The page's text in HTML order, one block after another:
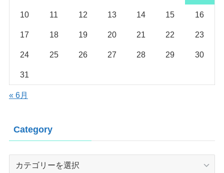
10 11 12 13 14 15 16
17 18 19 20 21 22 23
24 25 26 27 28 29 30
31
« 6月
Category
Category